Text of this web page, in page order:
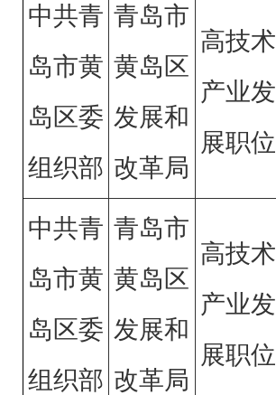
中共青
岛市黄
岛区委
组织部
青岛市
黄岛区
发展和
改革局
高技术
产业发
展职位
中共青
岛市黄
岛区委
组织部
青岛市
黄岛区
发展和
改革局
高技术
产业发
展职位